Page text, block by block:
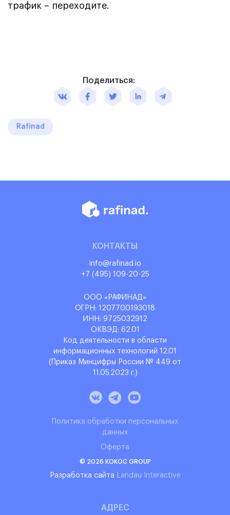
трафик – переходите.
Поделиться:
Rafinad
КОНТАКТЫ
info@rafinad.io
+7 (495) 109-20-25
ООО «РАФИНАД»
ОГРН: 1‌207700193018
ИНН: 9‌725032912
ОКВЭД: 6‌2.01
Код деятельности в области
информационных технологий 12.01
(Приказ Минцифры России № 449 от
11.05.2023 г.)
Политика обработки персональных
данных
Оферта
© 2026 KOKOC GROUP
Разработка сайта Landau Interactive
АДРЕС